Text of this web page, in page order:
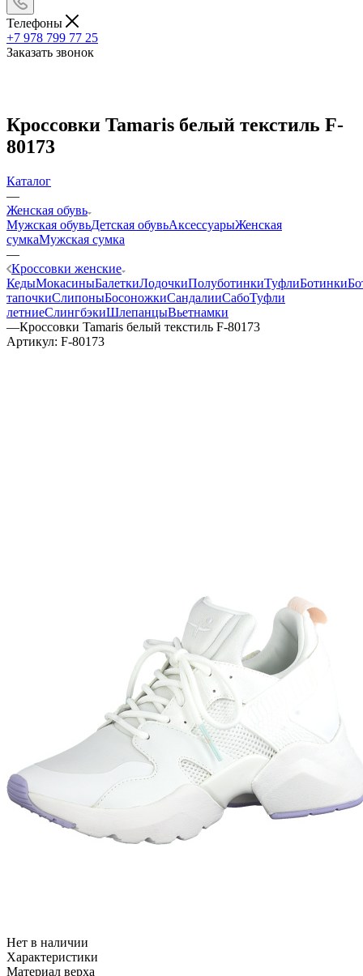
Телефоны
+7 978 799 77 25
Заказать звонок
Кроссовки Tamaris белый текстиль F-
80173
Каталог
—
Женская обувь
Мужская обувьДетская обувьАксессуарыЖенская
сумкаМужская сумка
—
Кроссовки женские
КедыМокасиныБалеткиЛодочкиПолуботинкиТуфлиБотинки
тапочкиСлипоныБосоножкиСандалииСабоТуфли
летниеСлингбэкиШлепанцыВьетнамки
—Кроссовки Tamaris белый текстиль F-80173
Артикул: F-80173
Нет в наличии
Характеристики
Материал верха